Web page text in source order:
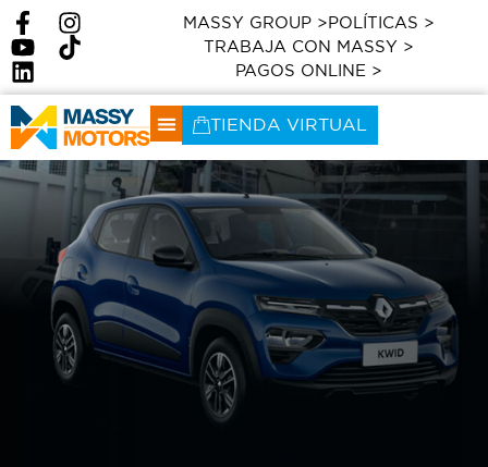
MASSY GROUP >POLÍTICAS >
TRABAJA CON MASSY >
PAGOS ONLINE >
TIENDA VIRTUAL